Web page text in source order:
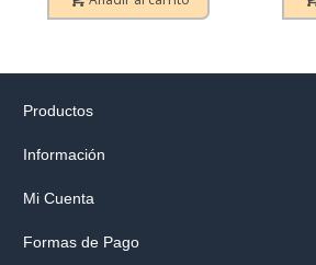
Productos
Información
Mi Cuenta
Formas de Pago